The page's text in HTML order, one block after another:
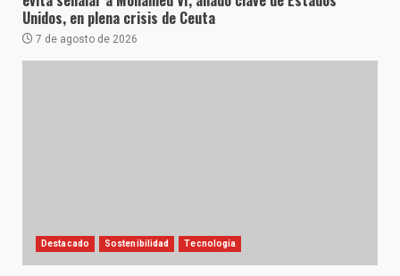
Unidos, en plena crisis de Ceuta
7 de agosto de 2026
Destacado Sostenibilidad Tecnología